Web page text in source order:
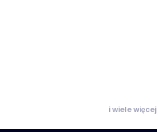
i wiele więcej